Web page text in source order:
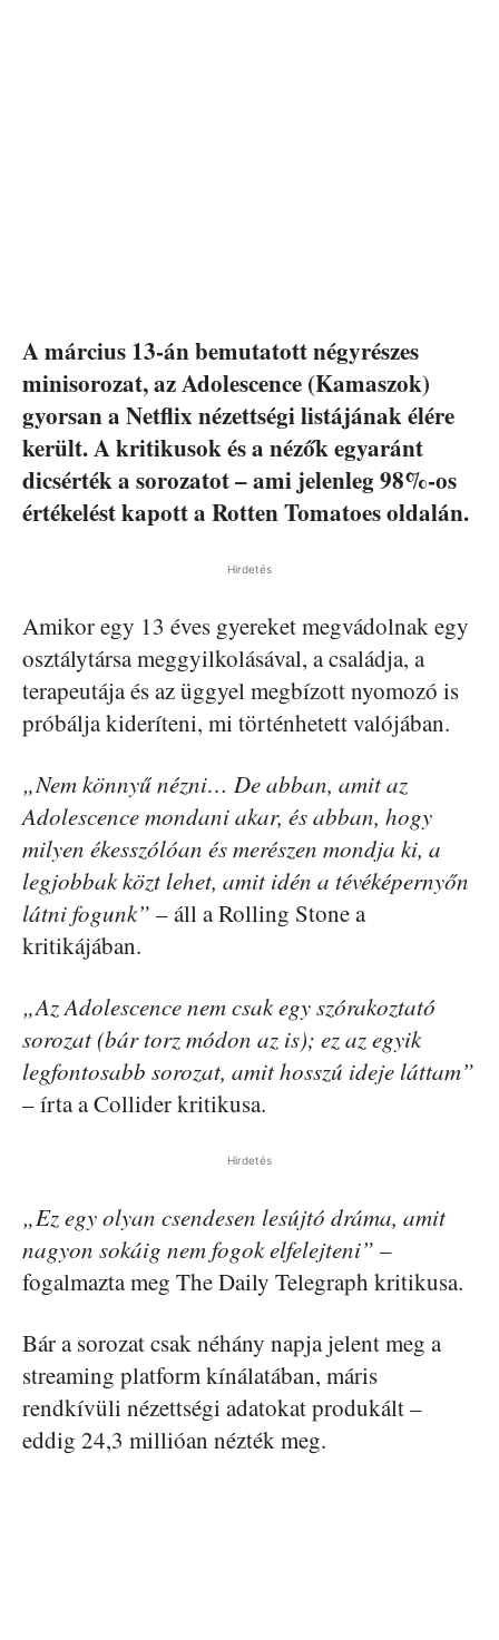
A március 13-án bemutatott négyrészes
minisorozat, az Adolescence (Kamaszok)
gyorsan a Netflix nézettségi listájának élére
került. A kritikusok és a nézők egyaránt
dicsérték a sorozatot – ami jelenleg 98%-os
értékelést kapott a Rotten Tomatoes oldalán.
Hirdetés
Amikor egy 13 éves gyereket megvádolnak egy
osztálytársa meggyilkolásával, a családja, a
terapeutája és az üggyel megbízott nyomozó is
próbálja kideríteni, mi történhetett valójában.
„Nem könnyű nézni… De abban, amit az
Adolescence mondani akar, és abban, hogy
milyen ékesszólóan és merészen mondja ki, a
legjobbak közt lehet, amit idén a tévéképernyőn
látni fogunk” – áll a Rolling Stone a
kritikájában.
„Az Adolescence nem csak egy szórakoztató
sorozat (bár torz módon az is); ez az egyik
legfontosabb sorozat, amit hosszú ideje láttam”
– írta a Collider kritikusa.
Hirdetés
„Ez egy olyan csendesen lesújtó dráma, amit
nagyon sokáig nem fogok elfelejteni” –
fogalmazta meg The Daily Telegraph kritikusa.
Bár a sorozat csak néhány napja jelent meg a
streaming platform kínálatában, máris
rendkívüli nézettségi adatokat produkált –
eddig 24,3 millióan nézték meg.